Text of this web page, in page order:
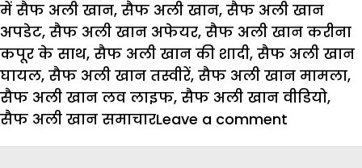
में सैफ अली खान, सैफ अली खान, सैफ अली खान
अपडेट, सैफ अली खान अफेयर, सैफ अली खान करीना
कपूर के साथ, सैफ अली खान की शादी, सैफ अली खान
घायल, सैफ अली खान तस्वीरें, सैफ अली खान मामला,
सैफ अली खान लव लाइफ, सैफ अली खान वीडियो,
सैफ अली खान समाचारLeave a comment